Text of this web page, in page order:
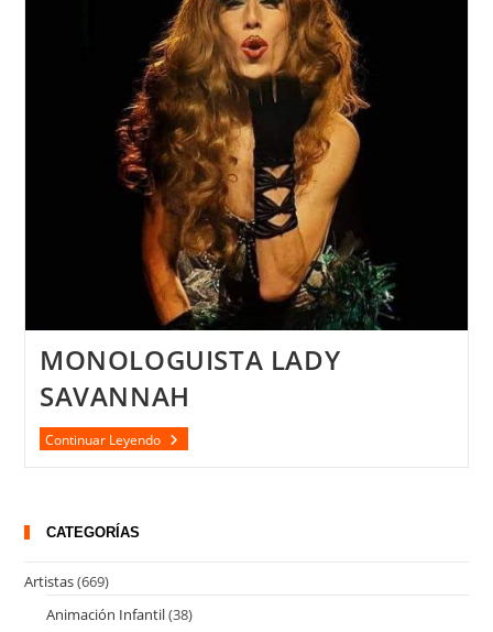
MONOLOGUISTA LADY
SAVANNAH
Continuar LeyendoMONOLOGUISTA
CATEGORÍAS
Artistas(669)
Animación Infantil(38)